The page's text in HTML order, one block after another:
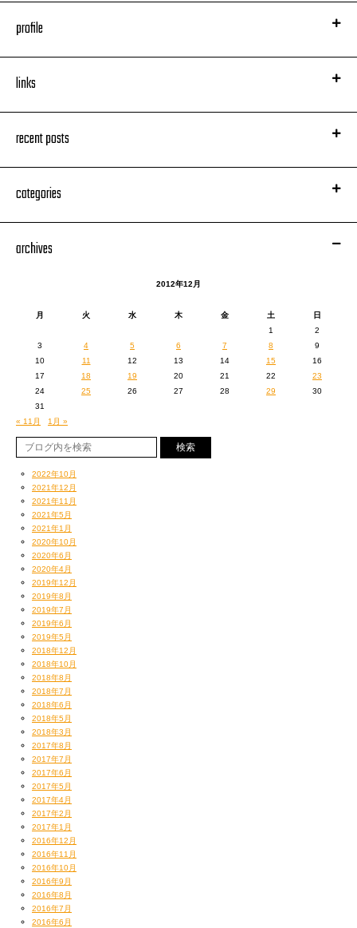
profile
links
recent posts
categories
archives
2012年12月
月 火 水 木 金 土
日
1
2
3
4 5 6 7 8
9
10
11 12 13 14 15
16
17
18 19 20 21 22
23
24
25 26 27 28 29
30
31
« 11月
1月 »
2022年10月
2021年12月
2021年11月
2021年5月
2021年1月
2020年10月
2020年6月
2020年4月
2019年12月
2019年8月
2019年7月
2019年6月
2019年5月
2018年12月
2018年10月
2018年8月
2018年7月
2018年6月
2018年5月
2018年3月
2017年8月
2017年7月
2017年6月
2017年5月
2017年4月
2017年2月
2017年1月
2016年12月
2016年11月
2016年10月
2016年9月
2016年8月
2016年7月
2016年6月